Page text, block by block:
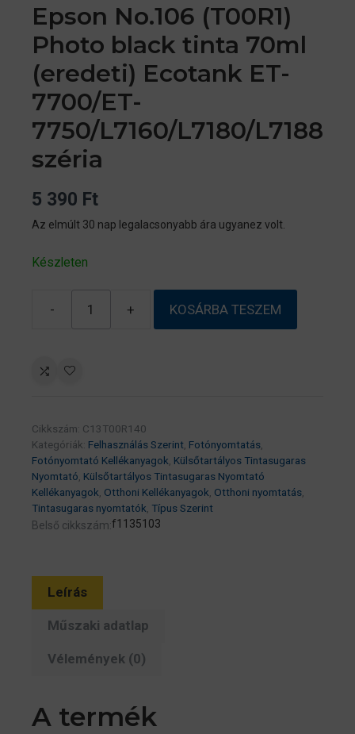
Epson No.106 (T00R1)
Photo black tinta 70ml
(eredeti) Ecotank ET-
7700/ET-
7750/L7160/L7180/L7188
széria
5 390 Ft
Az elmúlt 30 nap legalacsonyabb ára ugyanez volt.
Készleten
-
Epson
(eredeti)
Ecotank
ET-
7700/ET-
+ KOSÁRBA TESZEM
Cikkszám: C13T00R140
Kategóriák: Felhasználás Szerint Fotónyomtatás
Fotónyomtató Kellékanyagok Külsőtartályos Tintasugaras
Nyomtató Külsőtartályos Tintasugaras Nyomtató
Kellékanyagok Otthoni Kellékanyagok Otthoni nyomtatás
Tintasugaras nyomtatók Típus Szerint
Belső cikkszám:f1135103
Leírás
Műszaki adatlap
Vélemények (0)
A termék